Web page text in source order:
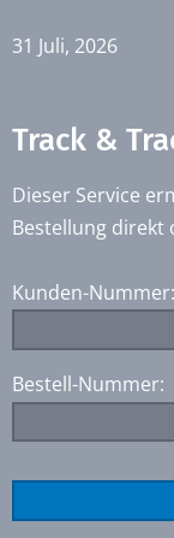
31 Juli, 2026
Track &
Dieser Service
Bestellung direkt
Kunden-Nummer:
Bestell-Nummer: